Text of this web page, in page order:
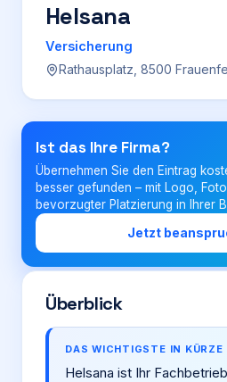
Preise
Für Firmen
Login
Firma
Helsana
Versicherung
Rathausplatz, 8500
Ist das Ihre Firma?
Übernehmen Sie den Eintrag
besser gefunden – mit Logo,
bevorzugter Platzierung in Ihrer
Jetzt
Überblick
DAS WICHTIGSTE IN KÜRZE
Helsana ist Ihr